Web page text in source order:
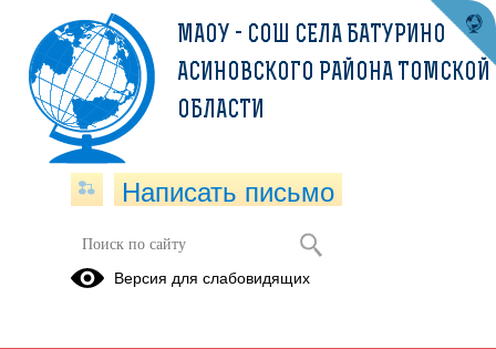
Численность иностранных
МАОУ - СОШ СЕЛА БАТУРИНО
АСИНОВСКОГО РАЙОНА ТОМСКОЙ
ОБЛАСТИ
Написать письмо
Версия для слабовидящих